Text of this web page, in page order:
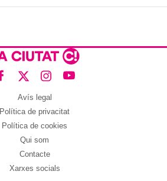
Avís legal
Política de privacitat
Política de cookies
Qui som
Contacte
Xarxes socials